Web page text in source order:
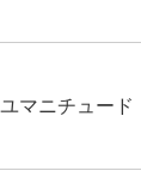
マニチュード